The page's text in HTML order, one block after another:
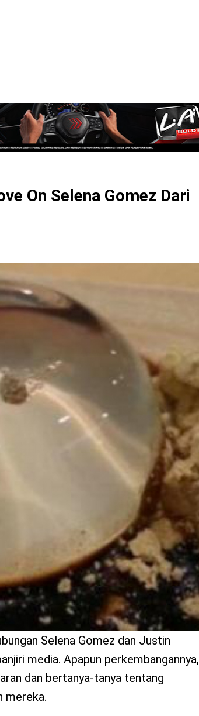
On Selena Gomez Dari
Selena Gomez dan Justin
media. Apapun perkembangannya,
dan bertanya-tanya tentang
mereka.